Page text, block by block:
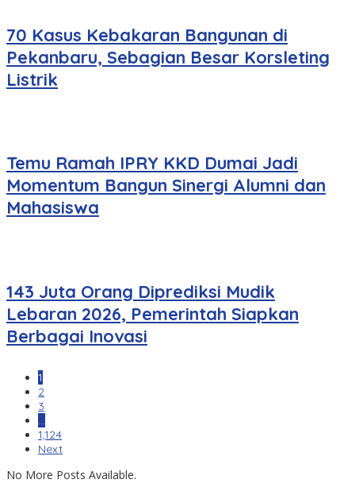
70 Kasus Kebakaran Bangunan di
Pekanbaru, Sebagian Besar Korsleting
Listrik
Temu Ramah IPRY KKD Dumai Jadi
Momentum Bangun Sinergi Alumni dan
Mahasiswa
143 Juta Orang Diprediksi Mudik
Lebaran 2026, Pemerintah Siapkan
Berbagai Inovasi
1
2
3
…
1,124
Next
No More Posts Available.